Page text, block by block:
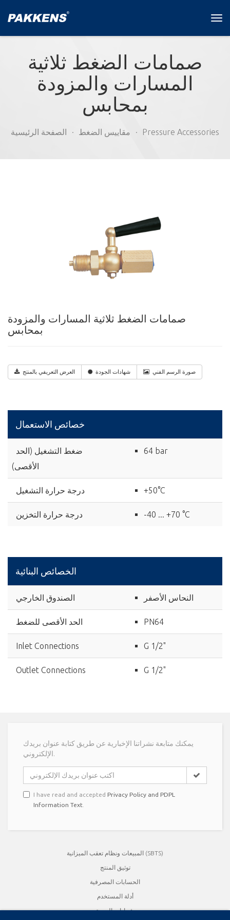
صمامات الضغط ثلاثية
المسارات والمزودة
بمحابس
الصفحة الرئيسية مقاييس الضغط Pressure Accessories
صمامات الضغط ثلاثية المسارات والمزودة
بمحابس
العرض التعريفي بالمنتج شهادات الجودة صورة الرسم الفني
خصائص الاستعمال
ضغط التشغيل (الحد
الأقصى)
64 bar
درجة حرارة التشغيل +50°C
درجة حرارة التخزين -40 ... +70 °C
الخصائص البنائية
الصندوق الخارجي النحاس الأصفر
الحد الأقصى للضغط PN64
Inlet Connections G 1/2"
Outlet Connections G 1/2"
يمكنك متابعة نشراتنا الإخبارية عن طريق كتابة عنوان بريدك
الإلكتروني.
I have read and accepted Privacy Policy and PDPL
Information Text
المبيعات ونظام تعقب الميزانية (SBTS)
توثيق المنتج
الحسابات المصرفية
أدلة المستخدم
شهادات الجودة